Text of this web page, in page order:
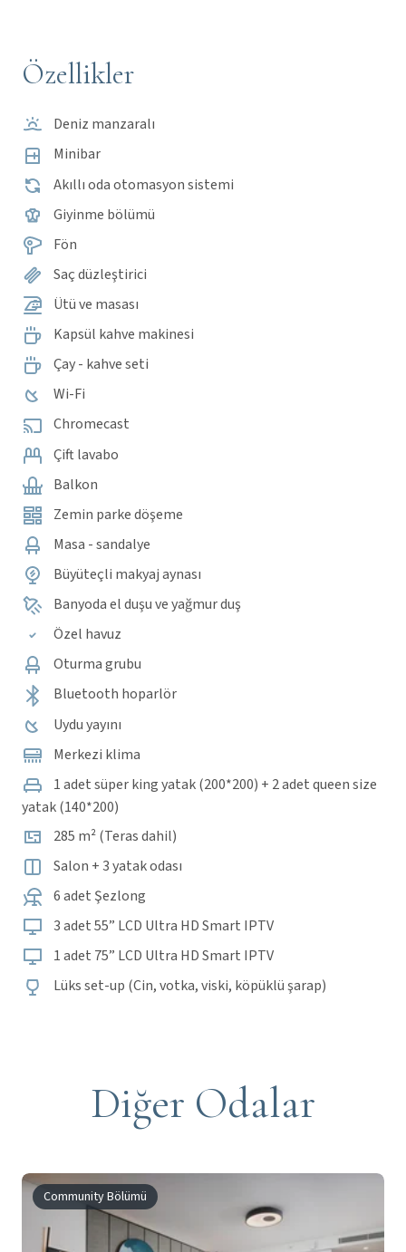
Özellikler
Deniz manzaralı
Minibar
Akıllı oda otomasyon sistemi
Giyinme bölümü
Fön
Saç düzleştirici
Ütü ve masası
Kapsül kahve makinesi
Çay - kahve seti
Wi-Fi
Chromecast
Çift lavabo
Balkon
Zemin parke döşeme
Masa - sandalye
Büyüteçli makyaj aynası
Banyoda el duşu ve yağmur duş
Özel havuz
Oturma grubu
Bluetooth hoparlör
Uydu yayını
Merkezi klima
1 adet süper king yatak (200*200) + 2 adet queen size
yatak (140*200)
285 m² (Teras dahil)
Salon + 3 yatak odası
6 adet Şezlong
3 adet 55” LCD Ultra HD Smart IPTV
1 adet 75” LCD Ultra HD Smart IPTV
Lüks set-up (Cin, votka, viski, köpüklü şarap)
Diğer Odalar
Community Bölümü